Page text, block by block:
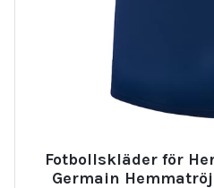
Fotbollskläder för
Germain